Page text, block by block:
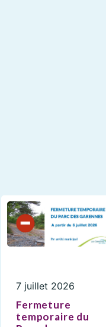
7 juillet 2026
Fermeture
temporaire du